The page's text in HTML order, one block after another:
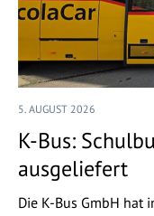
5. AUGUST 2026
K-Bus:
ausgeliefert
Die K-Bus GmbH hat